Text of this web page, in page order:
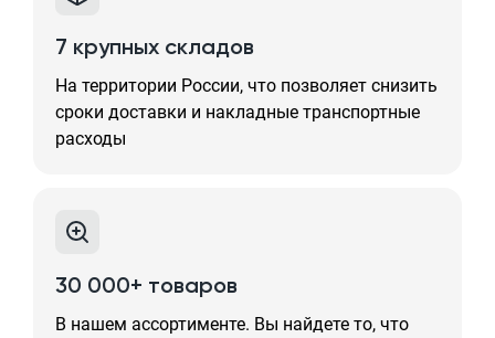
7 крупных складов
На территории России, что позволяет снизить
сроки доставки и накладные транспортные
расходы
30 000+ товаров
В нашем ассортименте. Вы найдете то, что